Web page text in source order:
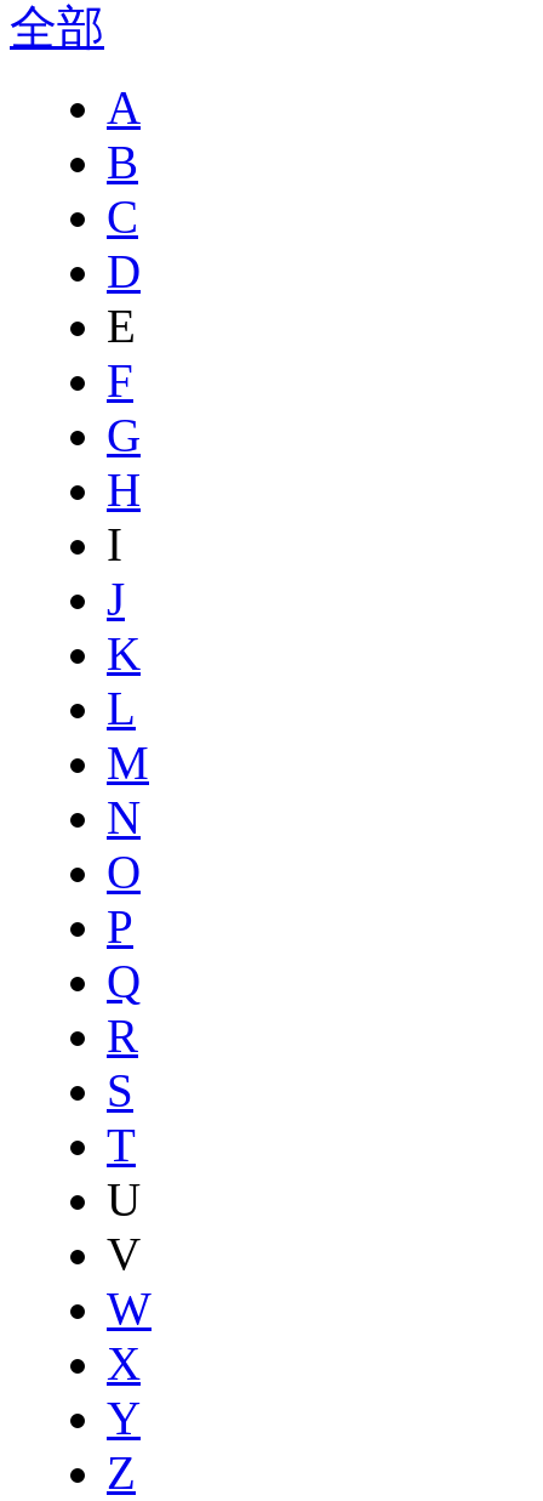
全部
A
B
C
D
E
F
G
H
I
J
K
L
M
N
O
P
Q
R
S
T
U
V
W
X
Y
Z